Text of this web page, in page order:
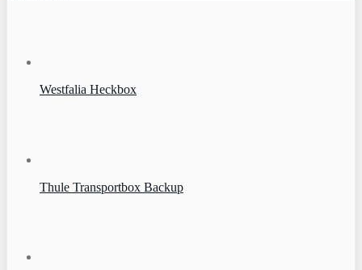
Westfalia Heckbox
Thule Transportbox Backup